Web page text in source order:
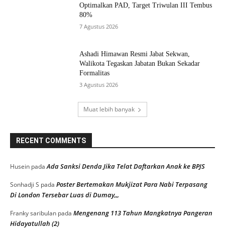
Optimalkan PAD, Target Triwulan III Tembus
80%
7 Agustus 2026
Ashadi Himawan Resmi Jabat Sekwan,
Walikota Tegaskan Jabatan Bukan Sekadar
Formalitas
3 Agustus 2026
Muat lebih banyak
RECENT COMMENTS
Husein padaAda Sanksi Denda Jika Telat Daftarkan Anak ke BPJS
Sonhadji S pada Poster Bertemakan Mukjizat Para Nabi Terpasang
Di London Tersebar Luas di Dumay,,,
Franky saribulan pada Mengenang 113 Tahun Mangkatnya Pangeran
Hidayatullah (2)